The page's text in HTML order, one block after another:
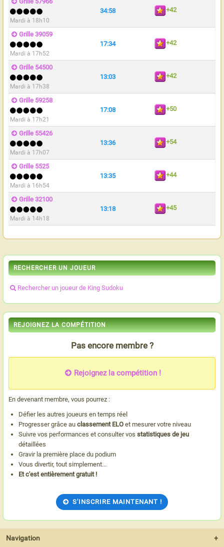
Mardi à 18h10
34:58 +42
Grille 39059
Mardi à 17h52
17:34 +42
Grille 54500
Mardi à 17h38
13:03 +42
Grille 59258
Mardi à 17h21
17:08 +50
Grille 55426
Mardi à 17h07
13:36 +54
Grille 5525
Mardi à 16h54
13:35 +44
Grille 32100
Mardi à 14h18
13:18 +45
RECHERCHER UN JOUEUR
Rechercher un joueur de King Sudoku
REJOIGNEZ LA COMPÉTITION
Pas encore membre ?
Rejoignez la compétition !
En devenant membre, vous pourrez :
Défier les autres joueurs en temps réel
Progresser grâce au classement ELO et mesurer votre niveau
Suivre vos performances et consulter vos statistiques de jeu
détaillées
Gravir la première place du podium
Vous divertir, tout simplement...
Et c'est entièrement gratuit !
S'INSCRIRE MAINTENANT !
Navigation +